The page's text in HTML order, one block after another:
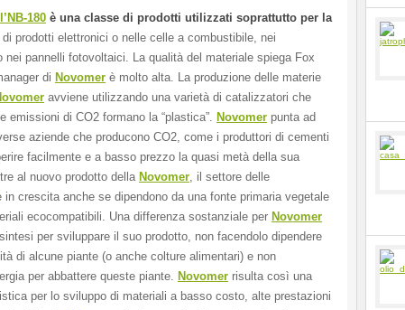
NB-180 è una classe di prodotti utilizzati soprattutto per la
di prodotti elettronici o nelle celle a combustibile, nei
nei pannelli fotovoltaici. La qualità del materiale spiega Fox
di Novomer è molto alta. La produzione delle materie
avviene utilizzando una varietà di catalizzatori che
emissioni di CO2 formano la “plastica”. Novomer punta ad
aziende che producono CO2, come i produttori di cementi
facilmente e a basso prezzo la quasi metà della sua
al nuovo prodotto della Novomer , il settore delle
in crescita anche se dipendono da una fonte primaria vegetale
ecocompatibili. Una differenza sostanziale per Novomer
per sviluppare il suo prodotto, non facendolo dipendere
di alcune piante (o anche colture alimentari) e non
per abbattere queste piante. Novomer risulta così una
per lo sviluppo di materiali a basso costo, alte prestazioni